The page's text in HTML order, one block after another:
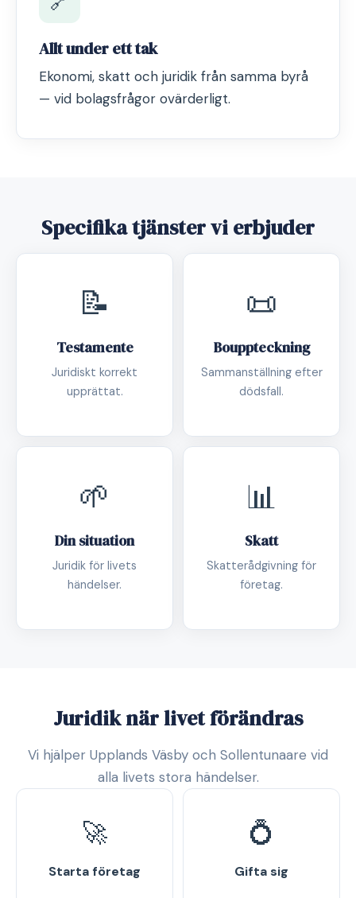
Allt under ett tak
Ekonomi, skatt och juridik från samma byrå
— vid bolagsfrågor ovärderligt.
Specifika tjänster vi erbjuder
📝
Testamente
Juridiskt korrekt
upprättat.
📜
Bouppteckning
Sammanställning efter
dödsfall.
🌱
Din situation
Juridik för livets
händelser.
📊
Skatt
Skatterådgivning för
företag.
Juridik när livet förändras
Vi hjälper Upplands Väsby och Sollentunaare vid
alla livets stora händelser.
🚀
Starta företag
💍
Gifta sig